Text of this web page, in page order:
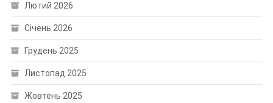
Лютий 2026
Січень 2026
Грудень 2025
Листопад 2025
Жовтень 2025